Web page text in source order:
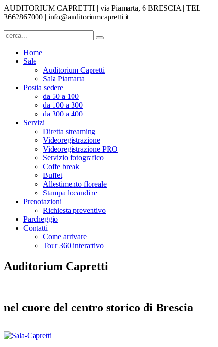
AUDITORIUM CAPRETTI | via Piamarta, 6 BRESCIA | TEL
3662867000 | info@auditoriumcapretti.it
Home
Sale
Auditorium Capretti
Sala Piamarta
Postia sedere
da 50 a 100
da 100 a 300
da 300 a 400
Servizi
Diretta streaming
Videoregistrazione
Videoregistrazione PRO
Servizio fotografico
Coffe break
Buffet
Allestimento floreale
Stampa locandine
Prenotazioni
Richiesta preventivo
Parcheggio
Contatti
Come arrivare
Tour 360 interattivo
Auditorium Capretti
nel cuore del centro storico di Brescia